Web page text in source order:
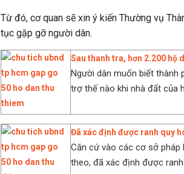
Từ đó, cơ quan sẽ xin ý kiến Thường vụ
tục gặp gỡ người dân.
Sau thanh tra, hơn 2.200 hộ
Người dân muốn biết thành
trợ thế nào khi nhà đất của
Đã xác định được ranh quy
Căn cứ vào các cơ sở pháp
theo, đã xác định được ranh